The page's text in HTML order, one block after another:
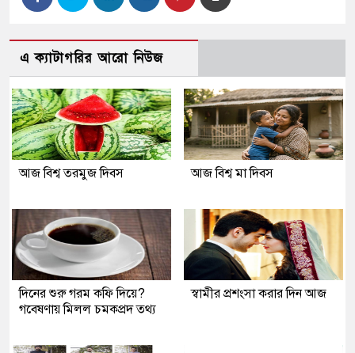
এ ক্যাটাগরির আরো নিউজ
আজ বিশ্ব তরমুজ দিবস আজ বিশ্ব মা দিবস
দিনের শুরু গরম কফি দিয়ে?
গবেষণায় মিলল চমকপ্রদ তথ্য
স্বামীর প্রশংসা করার দিন আজ